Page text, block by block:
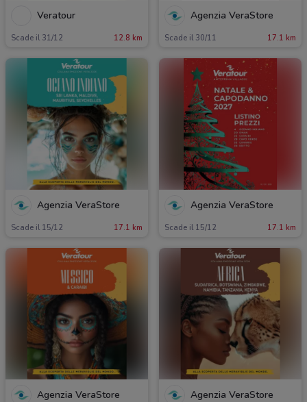
Veratour
Scade il 31/12 12.8 km
Agenzia VeraStore
Scade il 30/11 17.1 km
Agenzia VeraStore
Scade il 15/12 17.1 km
Agenzia VeraStore
Scade il 15/12 17.1 km
Agenzia VeraStore Agenzia VeraStore